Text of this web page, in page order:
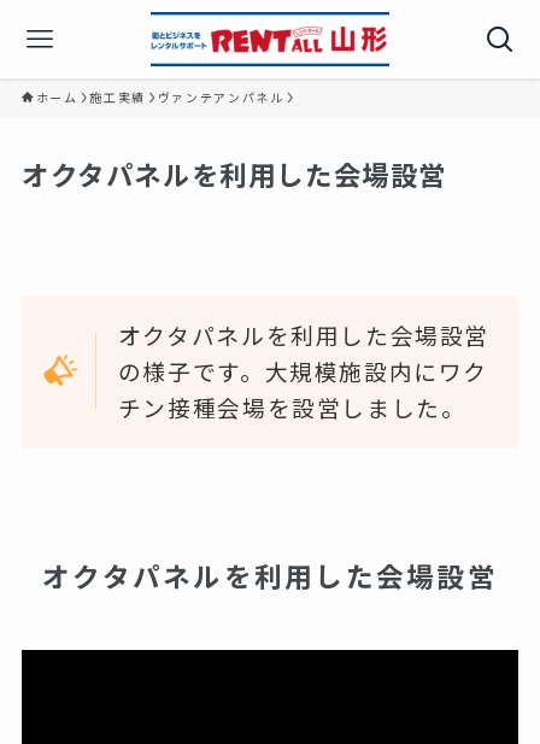
ホーム 施工実績 ヴァンテアンパネル
オクタパネルを利用した会場設営
オクタパネルを利用した会場設営
の様子です。大規模施設内にワク
チン接種会場を設営しました。
オクタパネルを利用した会場設営